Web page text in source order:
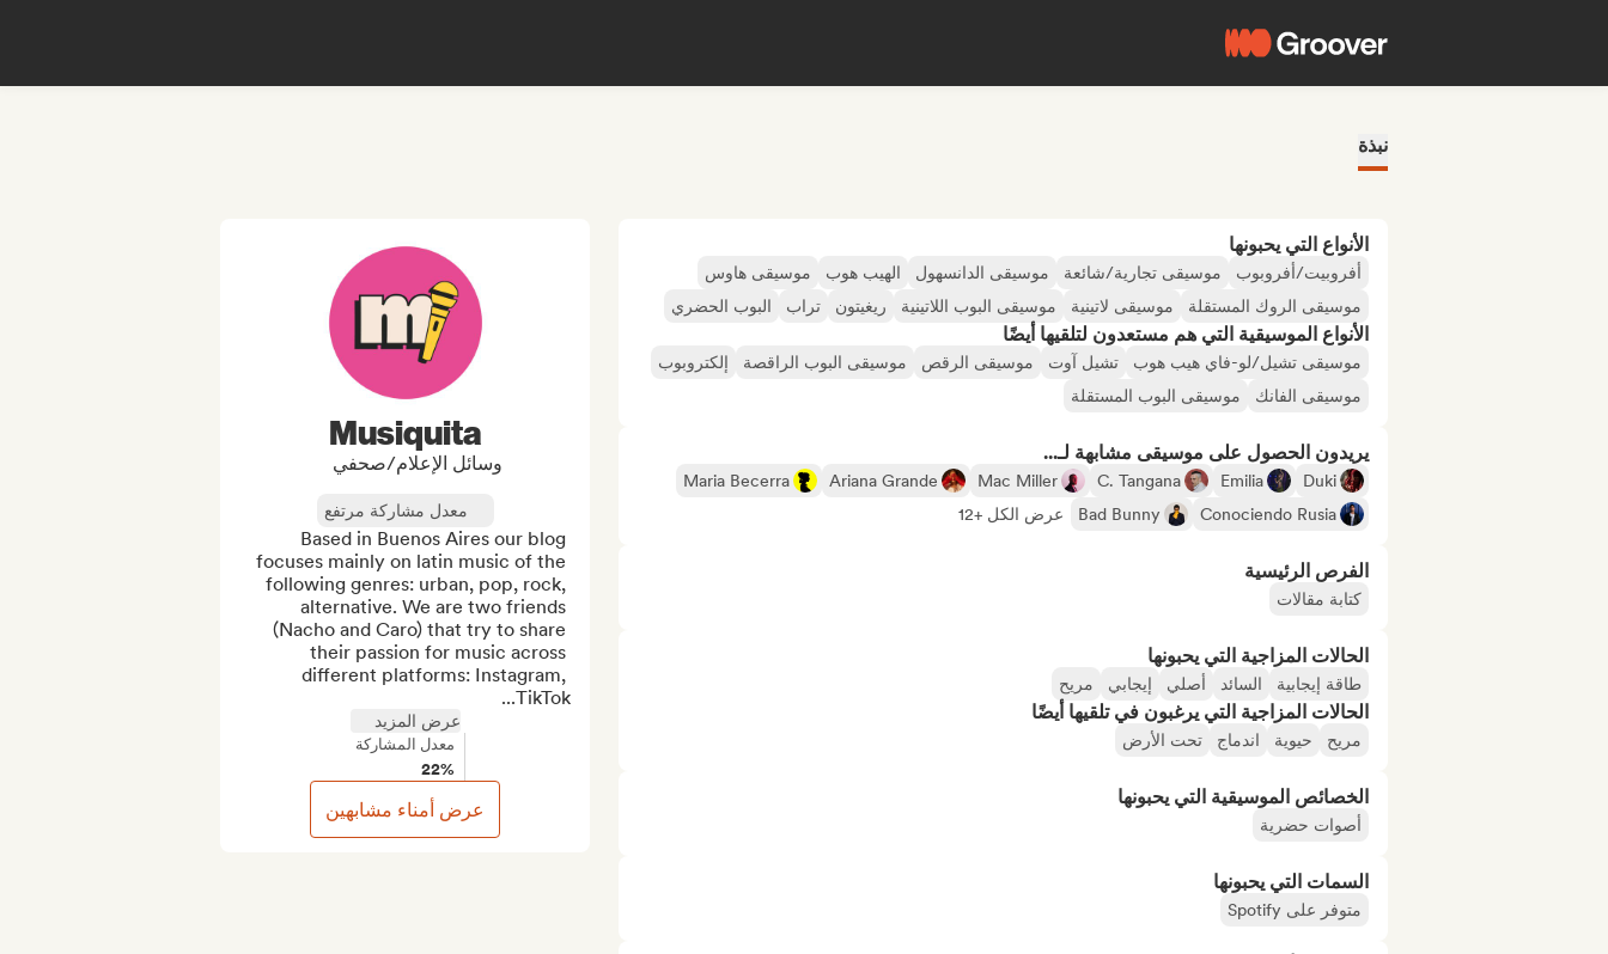
نبذة
الأنواع التي يحبونها
أفروبيت/أفروبوب موسيقى تجارية/شائعة موسيقى الدانسهول الهيب هوب
موسيقى هاوس
موسيقى الروك المستقلة
موسيقى لاتينية موسيقى البوب اللاتينية ريغيتون تراب البوب الحضري
الأنواع الموسيقية التي هم مستعدون لتلقيها أيضًا
موسيقى تشيل/لو-فاي هيب هوب تشيل آوت موسيقى الرقص موسيقى البوب الراقصة
إلكتروبوب
موسيقى الفانك
موسيقى البوب المستقلة
يريدون الحصول على موسيقى مشابهة لـ...
Duki
Emilia
C. Tangana
Mac Miller
Ariana Grande
Maria Becerra
Conociendo Rusia
Bad Bunny عرض الكل +12
الفرص الرئيسية
كتابة مقالات
الحالات المزاجية التي يحبونها
طاقة إيجابية السائد أصلي إيجابي مريح
الحالات المزاجية التي يرغبون في تلقيها أيضًا
مريح حيوية اندماج تحت الأرض
الخصائص الموسيقية التي يحبونها
أصوات حضرية
السمات التي يحبونها
متوفر على Spotify
Musiquita
وسائل الإعلام/صحفي
معدل مشاركة مرتفع
Based in Buenos Aires our blog
focuses mainly on latin music of the
following genres: urban, pop, rock,
alternative. We are two friends
(Nacho and Caro) that try to share
their passion for music across
different platforms: Instagram,
TikTok...
عرض المزيد
معدل المشاركة
22%
عرض أمناء مشابهين